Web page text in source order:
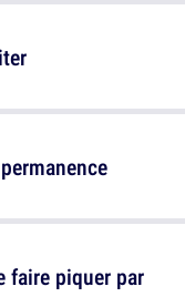
faire piquer par